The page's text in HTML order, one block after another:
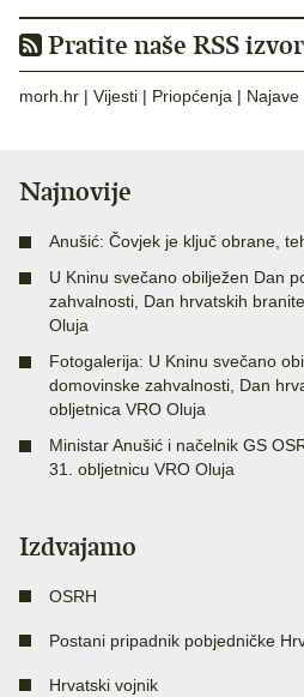
Pratite naše RSS
morh.hr | Vijesti | Priopćenja | Najave
Najnovije
Anušić: Čovjek je ključ obrane,
U Kninu svečano obilježen Dan
zahvalnosti, Dan hrvatskih
Oluja
Fotogalerija: U Kninu svečano
domovinske zahvalnosti, Dan
obljetnica VRO Oluja
Ministar Anušić i načelnik GS
31. obljetnicu VRO Oluja
Izdvajamo
OSRH
Postani pripadnik pobjedničke
Hrvatski vojnik